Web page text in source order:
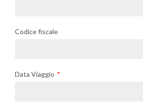
Codice fiscale
Data Viaggio